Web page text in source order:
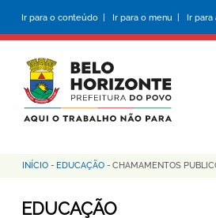
conteúdo
principal
Ir para o conteúdo | Ir para o menu | Ir para
Trilha
de
INÍCIO - EDUCAÇÃO - CHAMAMENTOS
EDUCAÇÃO